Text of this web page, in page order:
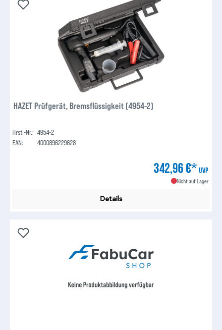
HAZET Prüfgerät, Bremsflüssigkeit (4954-2)
Hrst.-Nr.: 4954-2
EAN:
4000896229628
342,96 €* UVP
Nicht auf Lager
Details